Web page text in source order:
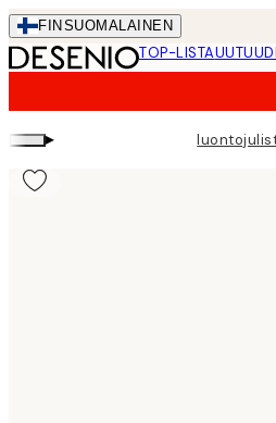
Skip
to
main
FIN SUOMALAINEN
TOP-LISTA
▸